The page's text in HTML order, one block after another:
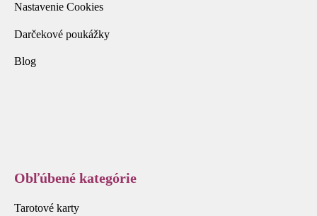
Nastavenie Cookies
Darčekové poukážky
Blog
Obľúbené kategórie
Tarotové karty